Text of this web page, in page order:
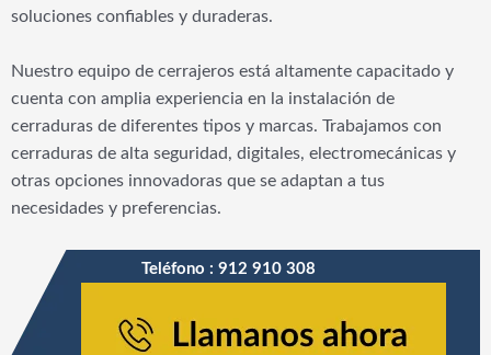
soluciones confiables y duraderas.
Nuestro equipo de cerrajeros está altamente capacitado y
cuenta con amplia experiencia en la instalación de
cerraduras de diferentes tipos y marcas. Trabajamos con
cerraduras de alta seguridad, digitales, electromecánicas y
otras opciones innovadoras que se adaptan a tus
necesidades y preferencias.
Teléfono : 912 910 308